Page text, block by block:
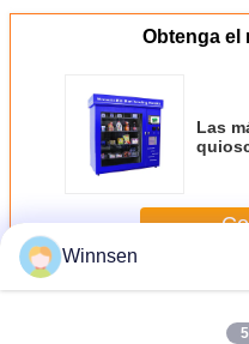
Obtenga el
Las
MásMini máquina
Winnsen